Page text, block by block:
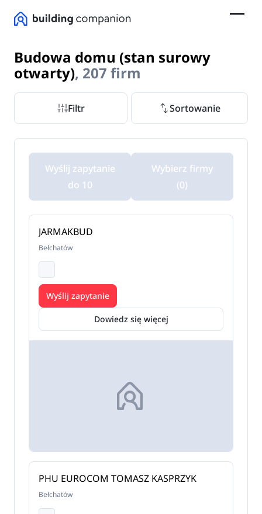
Budowa domu (stan surowy
otwarty), 207 firm
Filtr Sortowanie
Wyślij zapytanie
do 10
Wybierz firmy
(0)
JARMAKBUD
Bełchatów
Dowiedz się więcej
Wyślij zapytanie
PHU EUROCOM TOMASZ KASPRZYK
Bełchatów